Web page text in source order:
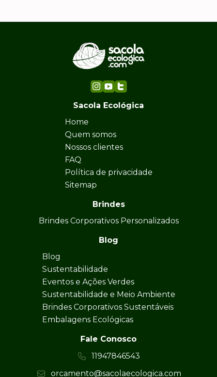
Sacola Ecológica
Home
Quem somos
Nossos clientes
FAQ
Política de privacidade
Sitemap
Brindes
Brindes Corporativos Personalizados
Blog
Blog
Sustentabilidade
Eventos e Ações Verdes
Sustentabilidade e Meio Ambiente
Brindes Corporativos Sustentáveis
Embalagens Ecológicas
Fale Conosco
11947846543
orcamento@sacolaecologica.com